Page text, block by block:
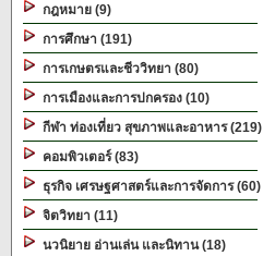
กฎหมาย (9)
การศึกษา (191)
การเกษตรและชีววิทยา (80)
การเมืองและการปกครอง (10)
กีฬา ท่องเที่ยว สุขภาพและอาหาร (219)
คอมพิวเตอร์ (83)
ธุรกิจ เศรษฐศาสตร์และการจัดการ (60)
จิตวิทยา (11)
นวนิยาย อ่านเล่น และนิทาน (18)